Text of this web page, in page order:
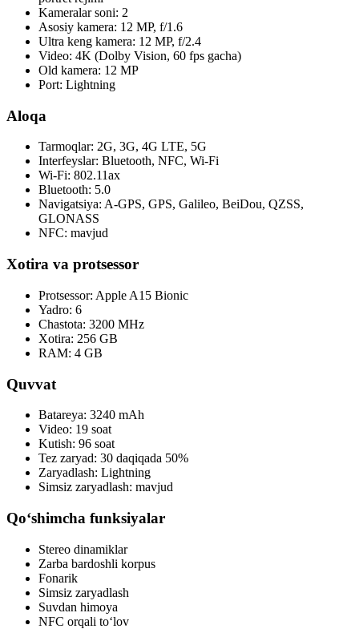
Kameralar soni: 2
Asosiy kamera: 12 MP, f/1.6
Ultra keng kamera: 12 MP, f/2.4
Video: 4K (Dolby Vision, 60 fps gacha)
Old kamera: 12 MP
Port: Lightning
Aloqa
Tarmoqlar: 2G, 3G, 4G LTE, 5G
Interfeyslar: Bluetooth, NFC, Wi-Fi
Wi-Fi: 802.11ax
Bluetooth: 5.0
Navigatsiya: A-GPS, GPS, Galileo, BeiDou, QZSS,
GLONASS
NFC: mavjud
Xotira va protsessor
Protsessor: Apple A15 Bionic
Yadro: 6
Chastota: 3200 MHz
Xotira: 256 GB
RAM: 4 GB
Quvvat
Batareya: 3240 mAh
Video: 19 soat
Kutish: 96 soat
Tez zaryad: 30 daqiqada 50%
Zaryadlash: Lightning
Simsiz zaryadlash: mavjud
Qo‘shimcha funksiyalar
Stereo dinamiklar
Zarba bardoshli korpus
Fonarik
Simsiz zaryadlash
Suvdan himoya
NFC orqali to‘lov